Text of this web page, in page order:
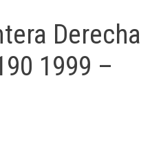
Derecha
1999 –